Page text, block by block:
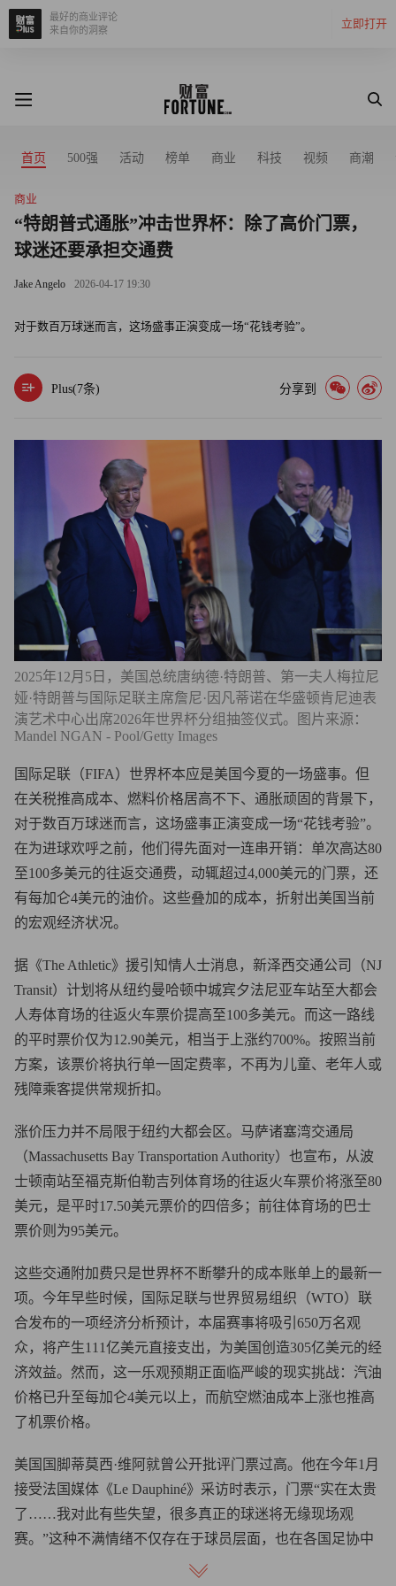
立即打开
最好的商业评论
来自你的洞察
首页 500强 活动 榜单 商业 科技 视频 商潮
商业
“特朗普式通胀”冲击世界杯：除了高价门票，
球迷还要承担交通费
Jake Angelo 2026-04-17 19:30
对于数百万球迷而言，这场盛事正演变成一场“花钱考验”。
Plus(7条) 分享到
2025年12月5日，美国总统唐纳德·特朗普、第一夫人梅拉尼
娅·特朗普与国际足联主席詹尼·因凡蒂诺在华盛顿肯尼迪表
演艺术中心出席2026年世界杯分组抽签仪式。图片来源：
Mandel NGAN - Pool/Getty Images
国际足联（FIFA）世界杯本应是美国今夏的一场盛事。但
在关税推高成本、燃料价格居高不下、通胀顽固的背景下，
对于数百万球迷而言，这场盛事正演变成一场“花钱考验”。
在为进球欢呼之前，他们得先面对一连串开销：单次高达80
至100多美元的往返交通费，动辄超过4,000美元的门票，还
有每加仑4美元的油价。这些叠加的成本，折射出美国当前
的宏观经济状况。
据《The Athletic》援引知情人士消息，新泽西交通公司（NJ
Transit）计划将从纽约曼哈顿中城宾夕法尼亚车站至大都会
人寿体育场的往返火车票价提高至100多美元。而这一路线
的平时票价仅为12.90美元，相当于上涨约700%。按照当前
方案，该票价将执行单一固定费率，不再为儿童、老年人或
残障乘客提供常规折扣。
涨价压力并不局限于纽约大都会区。马萨诸塞湾交通局
（Massachusetts Bay Transportation Authority）也宣布，从波
士顿南站至福克斯伯勒吉列体育场的往返火车票价将涨至80
美元，是平时17.50美元票价的四倍多；前往体育场的巴士
票价则为95美元。
这些交通附加费只是世界杯不断攀升的成本账单上的最新一
项。今年早些时候，国际足联与世界贸易组织（WTO）联
合发布的一项经济分析预计，本届赛事将吸引650万名观
众，将产生111亿美元直接支出，为美国创造305亿美元的经
济效益。然而，这一乐观预期正面临严峻的现实挑战：汽油
价格已升至每加仑4美元以上，而航空燃油成本上涨也推高
了机票价格。
美国国脚蒂莫西·维阿就曾公开批评门票过高。他在今年1月
接受法国媒体《Le Dauphiné》采访时表示，门票“实在太贵
了……我对此有些失望，很多真正的球迷将无缘现场观
赛。”这种不满情绪不仅存在于球员层面，也在各国足协中
得到了共鸣。据报道，法国、西班牙和英格兰已直接向国际